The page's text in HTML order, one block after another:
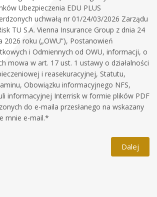
Ubezpieczenia EDU PLUS
uchwałą nr 01/24/03/2026 Zarządu
TU S.A. Vienna Insurance Group z dnia 24
2026 roku („OWU”), Postanowień
i Odmiennych od OWU, informacji, o
mowa w art. 17 ust. 1 ustawy o działalności
i reasekuracyjnej, Statutu,
Obowiązku informacyjnego NFS,
informacyjnej Interrisk w formie plików PDF
do e-maila przesłanego na wskazany
mnie e-mail.*